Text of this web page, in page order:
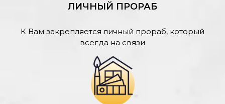
ЛИЧНЫЙ ПРОРАБ
К Вам закрепляется личный прораб, который
всегда на связи